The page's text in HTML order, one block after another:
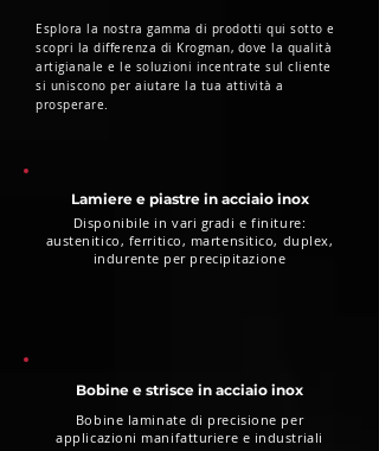
Esplora la nostra gamma di prodotti qui sotto e
scopri la differenza di Krogman, dove la qualità
artigianale e le soluzioni incentrate sul cliente
si uniscono per aiutare la tua attività a
prosperare.
Lamiere e piastre in acciaio inox
Disponibile in vari gradi e finiture:
austenitico, ferritico, martensitico, duplex,
indurente per precipitazione
Bobine e strisce in acciaio inox
Bobine laminate di precisione per
applicazioni manifatturiere e industriali